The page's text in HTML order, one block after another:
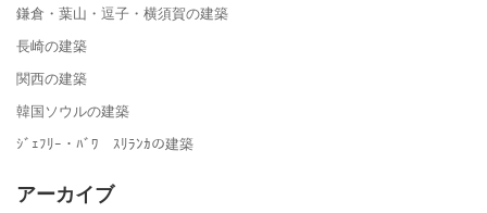
鎌倉・葉山・逗子・横須賀の建築
長崎の建築
関西の建築
韓国ソウルの建築
ｼﾞｪﾌﾘｰ・ﾊﾞﾜ ｽﾘﾗﾝｶの建築
アーカイブ